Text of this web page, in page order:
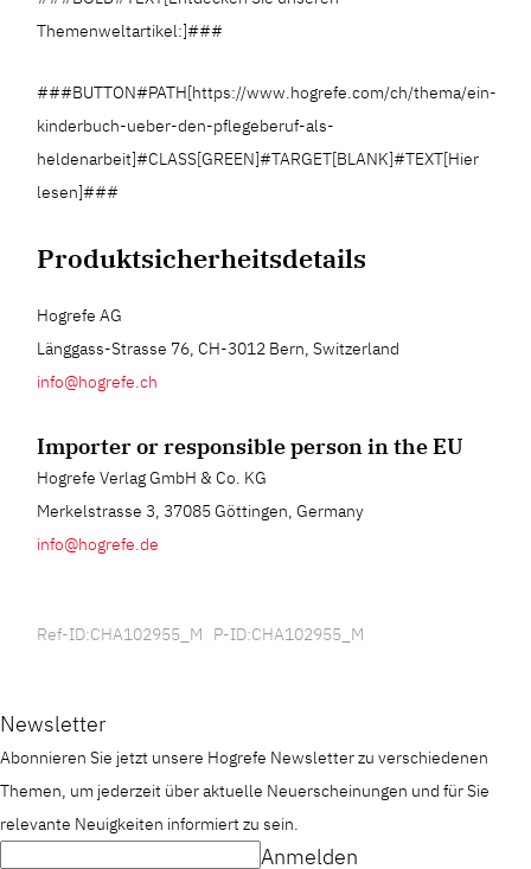
Themenweltartikel:]###
###BUTTON#PATH[https://www.hogrefe.com/ch/thema/ein-
kinderbuch-ueber-den-pflegeberuf-als-
heldenarbeit]#CLASS[GREEN]#TARGET[BLANK]#TEXT[Hier
lesen]###
Produktsicherheitsdetails
Hogrefe AG
Länggass-Strasse 76, CH-3012 Bern, Switzerland
info@hogrefe.ch
Importer or responsible person in the EU
Hogrefe Verlag GmbH & Co. KG
Merkelstrasse 3, 37085 Göttingen, Germany
info@hogrefe.de
Ref-ID:CHA102955_M P-ID:CHA102955_M
Newsletter
Abonnieren Sie jetzt unsere Hogrefe Newsletter zu verschiedenen
Themen, um jederzeit über aktuelle Neuerscheinungen und für Sie
relevante Neuigkeiten informiert zu sein.
Anmelden